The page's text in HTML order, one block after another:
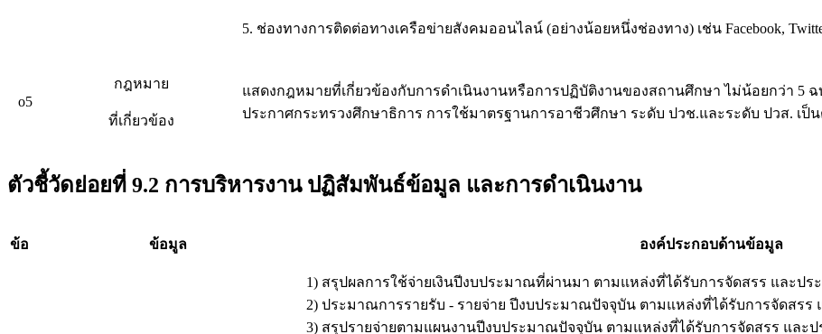
5. ช่องทางการติดต่อทางเครือข่ายสังคมออนไลน์ (อย่างน้อยหนึ่งช่องทาง) เช่น Facebook,
o5
กฎหมาย
ที่เกี่ยวข้อง
แสดงกฎหมายที่เกี่ยวข้องกับการดำเนินงานหรือการปฏิบัติงานของสถานศึกษา ไม่น้อยกว่า 5
ประกาศกระทรวงศึกษาธิการ การใช้มาตรฐานการอาชีวศึกษา ระดับ ปวช.และระดับ ปวส. เป็
ตัวชี้วัดย่อยที่ 9.2 การบริหารงาน ปฏิสัมพันธ์ข้อมูล และการดำเนินงาน
ข้อ ข้อมูล องค์ประกอบด้านข้อมูล
1) สรุปผลการใช้จ่ายเงินปีงบประมาณที่ผ่านมา ตามแหล่งที่ได้รับการจัดสรร และปร
2) ประมาณการรายรับ - รายจ่าย ปีงบประมาณปัจจุบัน ตามแหล่งที่ได้รับการจัดสรร
3) สรุปรายจ่ายตามแผนงานปีงบประมาณปัจจุบัน ตามแหล่งที่ได้รับการจัดสรร และป